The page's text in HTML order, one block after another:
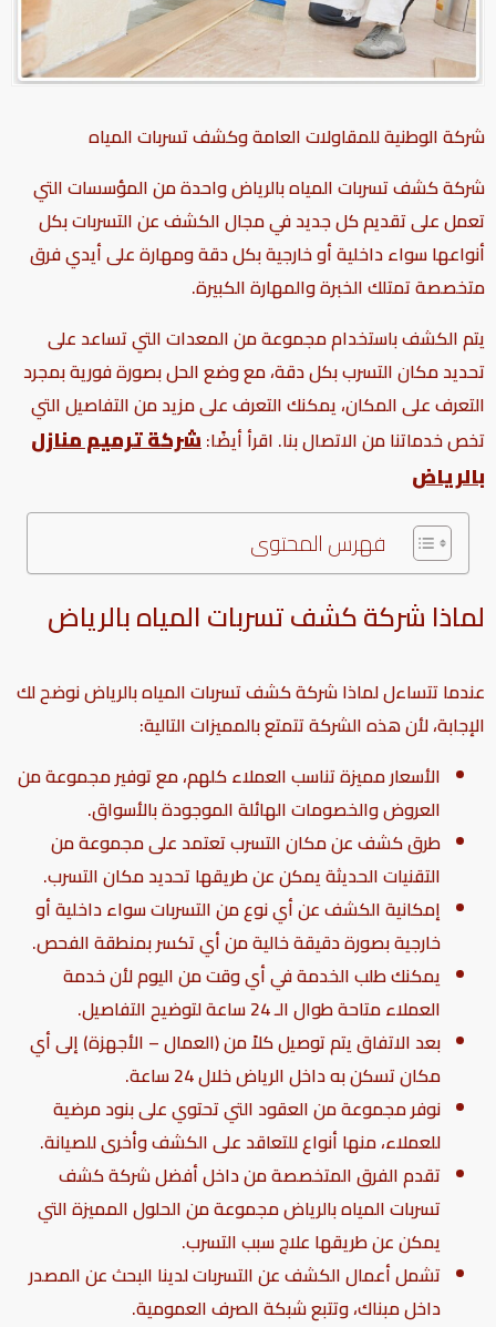
شركة الوطنية للمقاولات العامة وكشف تسربات المياه
شركة كشف تسربات المياه بالرياض واحدة من المؤسسات التي
تعمل على تقديم كل جديد في مجال الكشف عن التسربات بكل
أنواعها سواء داخلية أو خارجية بكل دقة ومهارة على أيدي فرق
متخصصة تمتلك الخبرة والمهارة الكبيرة.
يتم الكشف باستخدام مجموعة من المعدات التي تساعد على
تحديد مكان التسرب بكل دقة، مع وضع الحل بصورة فورية بمجرد
التعرف على المكان، يمكنك التعرف على مزيد من التفاصيل التي
تخص خدماتنا من الاتصال بنا. اقرأ أيضًا:شركة ترميم منازل
بالرياض
فهرس المحتوى
لماذا شركة كشف تسربات المياه بالرياض
عندما تتساءل لماذا شركة كشف تسربات المياه بالرياض نوضح لك
الإجابة، لأن هذه الشركة تتمتع بالمميزات التالية:
الأسعار مميزة تناسب العملاء كلهم، مع توفير مجموعة من
العروض والخصومات الهائلة الموجودة بالأسواق.
طرق كشف عن مكان التسرب تعتمد على مجموعة من
التقنيات الحديثة يمكن عن طريقها تحديد مكان التسرب.
إمكانية الكشف عن أي نوع من التسربات سواء داخلية أو
خارجية بصورة دقيقة خالية من أي تكسر بمنطقة الفحص.
يمكنك طلب الخدمة في أي وقت من اليوم لأن خدمة
العملاء متاحة طوال الـ 24 ساعة لتوضيح التفاصيل.
بعد الاتفاق يتم توصيل كلاً من (العمال – الأجهزة) إلى أي
مكان تسكن به داخل الرياض خلال 24 ساعة.
نوفر مجموعة من العقود التي تحتوي على بنود مرضية
للعملاء، منها أنواع للتعاقد على الكشف وأخرى للصيانة.
تقدم الفرق المتخصصة من داخلأفضل شركة كشف
تسربات المياه بالرياضمجموعة من الحلول المميزة التي
يمكن عن طريقها علاج سبب التسرب.
تشمل أعمال الكشف عن التسربات لدينا البحث عن المصدر
داخل مبناك، وتتبع شبكة الصرف العمومية.